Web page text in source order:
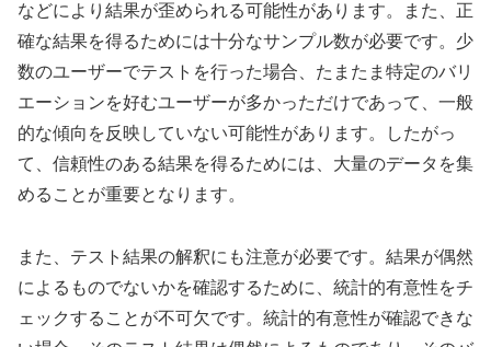
などにより結果が歪められる可能性があります。また、正
確な結果を得るためには十分なサンプル数が必要です。少
数のユーザーでテストを行った場合、たまたま特定のバリ
エーションを好むユーザーが多かっただけであって、一般
的な傾向を反映していない可能性があります。したがっ
て、信頼性のある結果を得るためには、大量のデータを集
めることが重要となります。
また、テスト結果の解釈にも注意が必要です。結果が偶然
によるものでないかを確認するために、統計的有意性をチ
ェックすることが不可欠です。統計的有意性が確認できな